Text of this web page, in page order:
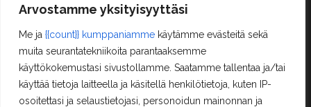
Arvostamme yksityisyyttäsi
Me ja {{count}} kumppaniamme käytämme evästeitä sekä
muita seurantatekniikoita parantaaksemme
käyttökokemustasi sivustollamme. Saatamme tallentaa ja/tai
käyttää tietoja laitteella ja käsitellä henkilötietoja, kuten IP-
osoitettasi ja selaustietojasi, personoidun mainonnan ja
Asiakastilini
Oma tili
Ostoskori
Kilpailut ja säännöt